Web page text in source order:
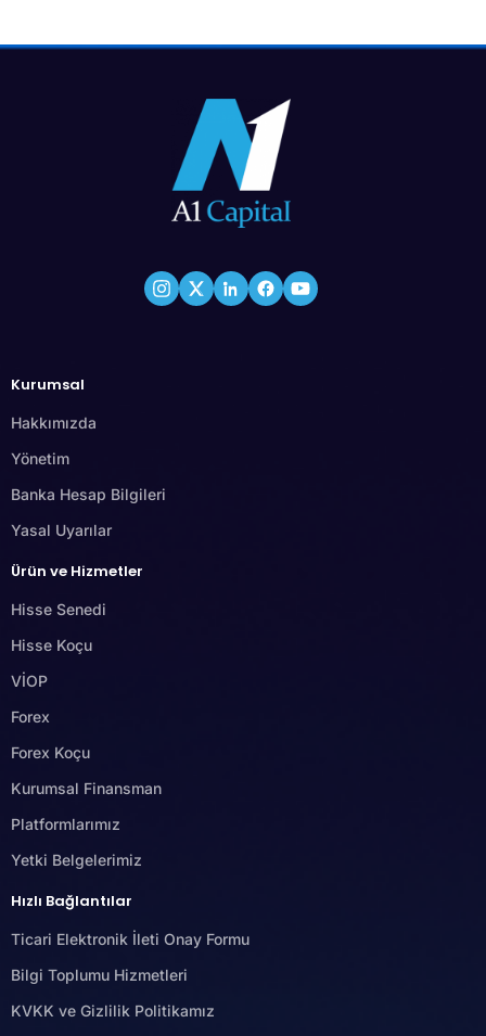
Kurumsal
Hakkımızda
Yönetim
Banka Hesap Bilgileri
Yasal Uyarılar
Ürün ve Hizmetler
Hisse Senedi
Hisse Koçu
VİOP
Forex
Forex Koçu
Kurumsal Finansman
Platformlarımız
Yetki Belgelerimiz
Hızlı Bağlantılar
Ticari Elektronik İleti Onay Formu
Bilgi Toplumu Hizmetleri
KVKK ve Gizlilik Politikamız